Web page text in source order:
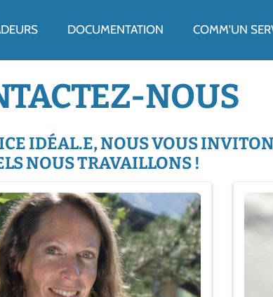
DOCUMENTATION COMM'UN
NOUS
IDÉAL.E, NOUS VOUS
NOUS TRAVAILLONS !